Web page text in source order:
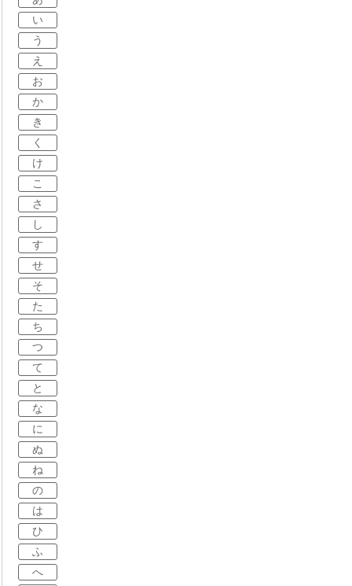
い
う
え
お
か
き
く
け
こ
さ
し
す
せ
そ
た
ち
つ
て
と
な
に
ぬ
ね
の
は
ひ
ふ
へ